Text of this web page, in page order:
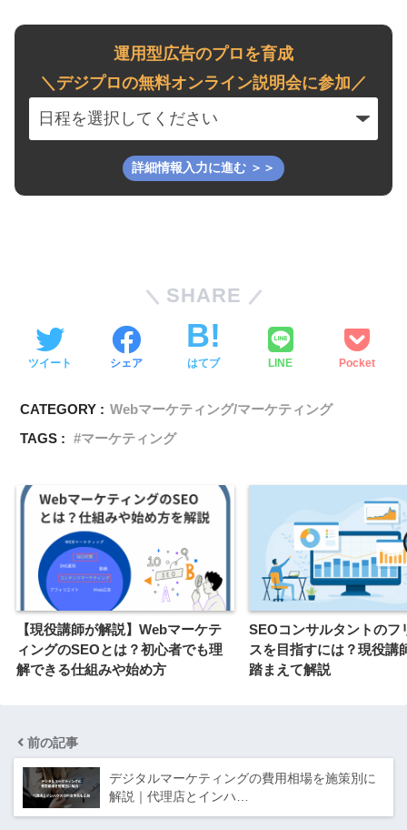
運用型広告のプロを育成
＼デジプロの無料オンライン説明会に参加／
SHARE
ツイート シェア はてブ LINE Pocket
CATEGORY : Webマーケティング/マーケティング
TAGS :
マーケティング
【現役講師が解説】Webマーケテ
ィングのSEOとは？初心者でも理
解できる仕組みや始め方
SEOコンサルタントのフ
スを目指すには？現役講
踏まえて解説
前の記事
デジタルマーケティングの費用相場を施策別に
解説｜代理店とインハ…